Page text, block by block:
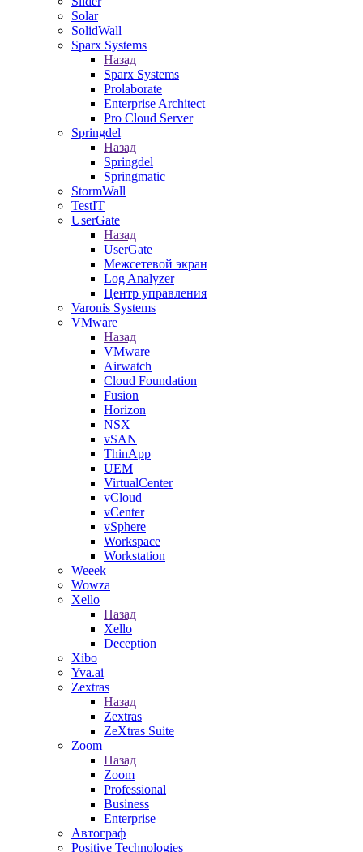
Solar
SolidWall
Sparx Systems
Назад
Sparx Systems
Prolaborate
Enterprise Architect
Pro Cloud Server
Springdel
Назад
Springdel
Springmatic
StormWall
TestIT
UserGate
Назад
UserGate
Межсетевой экран
Log Analyzer
Центр управления
Varonis Systems
VMware
Назад
VMware
Airwatch
Cloud Foundation
Fusion
Horizon
NSX
vSAN
ThinApp
UEM
VirtualCenter
vCloud
vCenter
vSphere
Workspace
Workstation
Weeek
Wowza
Xello
Назад
Xello
Deception
Xibo
Yva.ai
Zextras
Назад
Zextras
ZeXtras Suite
Zoom
Назад
Zoom
Professional
Business
Enterprise
Автограф
Positive Technologies